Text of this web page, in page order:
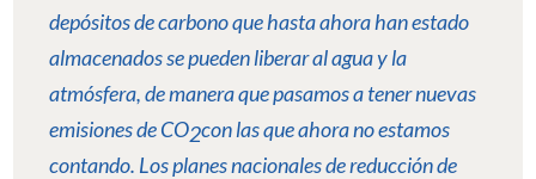
depósitos de carbono que hasta ahora han estado
almacenados se pueden liberar al agua y la
atmósfera, de manera que pasamos a tener nuevas
emisiones de CO2con las que ahora no estamos
contando. Los planes nacionales de reducción de